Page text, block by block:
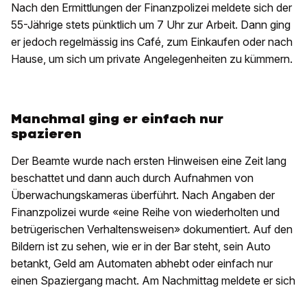
Nach den Ermittlungen der Finanzpolizei meldete sich der
55-Jährige stets pünktlich um 7 Uhr zur Arbeit. Dann ging
er jedoch regelmässig ins Café, zum Einkaufen oder nach
Hause, um sich um private Angelegenheiten zu kümmern.
Manchmal ging er einfach nur
spazieren
Der Beamte wurde nach ersten Hinweisen eine Zeit lang
beschattet und dann auch durch Aufnahmen von
Überwachungskameras überführt. Nach Angaben der
Finanzpolizei wurde «eine Reihe von wiederholten und
betrügerischen Verhaltensweisen» dokumentiert. Auf den
Bildern ist zu sehen, wie er in der Bar steht, sein Auto
betankt, Geld am Automaten abhebt oder einfach nur
einen Spaziergang macht. Am Nachmittag meldete er sich